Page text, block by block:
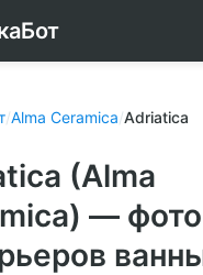
/Alma Ceramica/Adriatica
(Alma
— фото